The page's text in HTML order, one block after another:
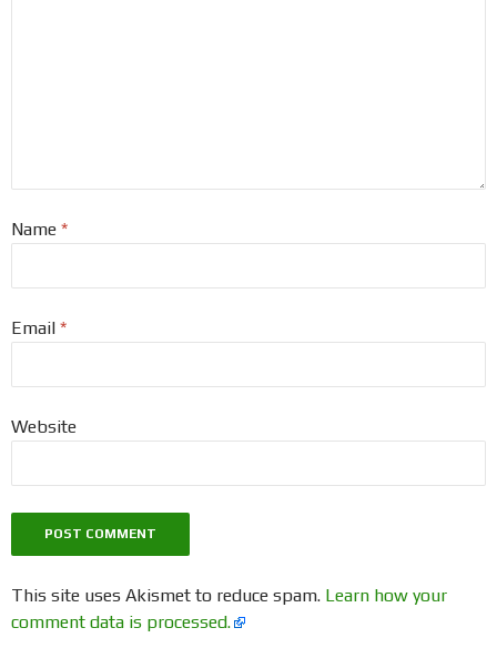
Name *
Email *
Website
This site uses Akismet to reduce spam. Learn how your
comment data is processed.